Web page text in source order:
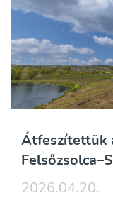
Átfeszítettük
2026.04.20.